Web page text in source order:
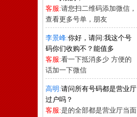
客服:请您扫二维码添加微信，
查看更多号单，朋友
李景峰:你好，请问:我这个号
码你们收购不？能值多
客服:看一下抵消多少 方便的
话加一下微信
高明:请问所有号码都是营业厅
过户吗？
客服:是的全部都是营业厅当面